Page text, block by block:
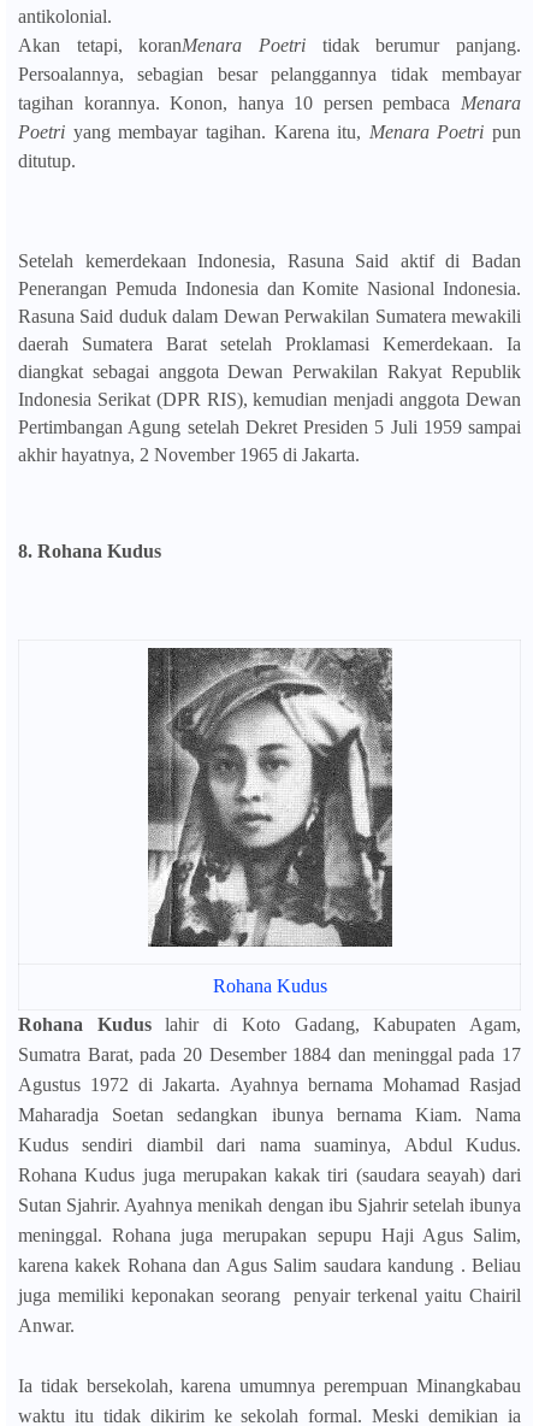
antikolonial.
Akan tetapi, koranMenara Poetri tidak berumur panjang.
Persoalannya, sebagian besar pelanggannya tidak membayar
tagihan korannya. Konon, hanya 10 persen pembaca Menara
Poetri yang membayar tagihan. Karena itu, Menara Poetri pun
ditutup.
Setelah kemerdekaan Indonesia, Rasuna Said aktif di Badan
Penerangan Pemuda Indonesia dan Komite Nasional Indonesia.
Rasuna Said duduk dalam Dewan Perwakilan Sumatera mewakili
daerah Sumatera Barat setelah Proklamasi Kemerdekaan. Ia
diangkat sebagai anggota Dewan Perwakilan Rakyat Republik
Indonesia Serikat (DPR RIS), kemudian menjadi anggota Dewan
Pertimbangan Agung setelah Dekret Presiden 5 Juli 1959 sampai
akhir hayatnya, 2 November 1965 di Jakarta.
8. Rohana Kudus
Rohana Kudus
Rohana Kuduslahir di Koto Gadang, Kabupaten Agam,
Sumatra Barat, pada 20 Desember 1884 dan meninggal pada 17
Agustus 1972 di Jakarta. Ayahnya bernama Mohamad Rasjad
Maharadja Soetan sedangkan ibunya bernama Kiam. Nama
Kudus sendiri diambil dari nama suaminya, Abdul Kudus.
Rohana Kudus juga merupakan kakak tiri (saudara seayah) dari
Sutan Sjahrir. Ayahnya menikah dengan ibu Sjahrir setelah ibunya
meninggal. Rohana juga merupakan sepupu Haji Agus Salim,
karena kakek Rohana dan Agus Salim saudara kandung . Beliau
juga memiliki keponakan seorang penyair terkenal yaitu Chairil
Anwar.
Ia tidak bersekolah, karena umumnya perempuan Minangkabau
waktu itu tidak dikirim ke sekolah formal. Meski demikian ia